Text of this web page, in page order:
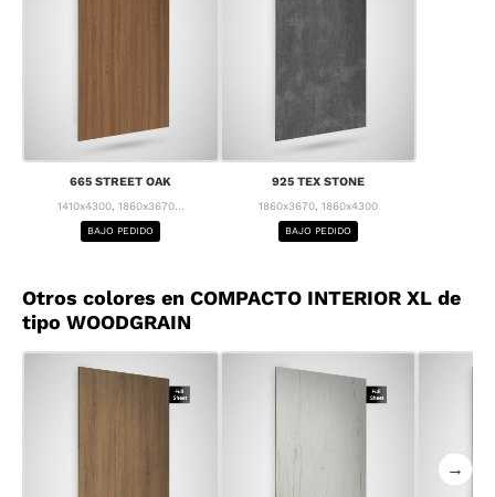
665 STREET OAK
1410x4300, 1860x3670...
BAJO PEDIDO
925 TEX STONE
1860x3670, 1860x4300
BAJO PEDIDO
Otros colores en COMPACTO INTERIOR XL de
tipo WOODGRAIN
→